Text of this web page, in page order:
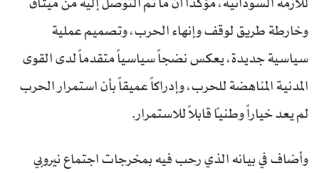
وخارطة طريق لوقف وإنهاء الحرب، وتصميم عملية
سياسية جديدة، يعكس نضجاً سياسياً متقدماً لدى القوى
المدنية المناهضة للحرب، وإدراكاً عميقاً بأن استمرار الحرب
لم يعد خياراً وطنياً قابلاً للاستمرار.
وأضاف في بيانه الذي رحب فيه بمخرجات اجتماع نيروبي